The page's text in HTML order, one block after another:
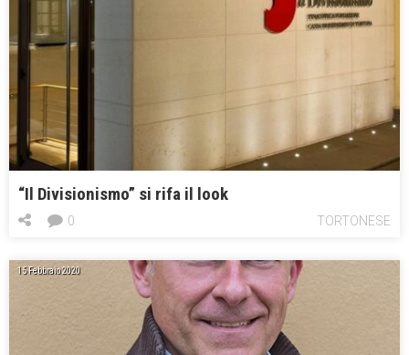
“Il Divisionismo” si rifa il look
TORTONESE
0
15 Febbraio 2020